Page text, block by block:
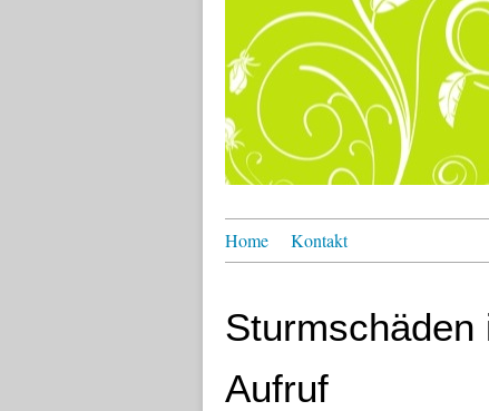
Home Kontakt
Sturmschäden
Aufruf